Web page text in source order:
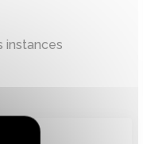
instances